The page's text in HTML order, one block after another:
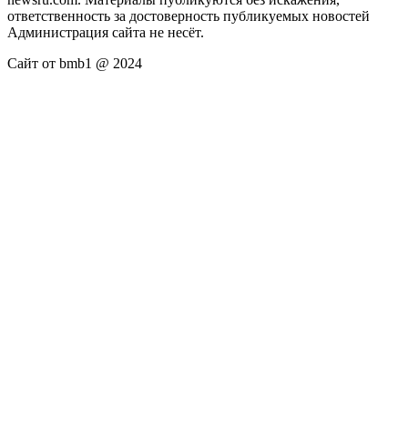
ответственность за достоверность публикуемых новостей
Администрация сайта не несёт.
Сайт от bmb1 @ 2024